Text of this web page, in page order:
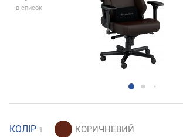
в список
КОЛІР 1